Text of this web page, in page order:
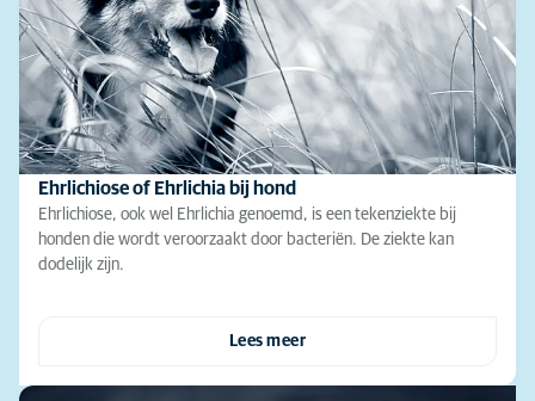
Ehrlichiose of Ehrlichia bij hond
Ehrlichiose, ook wel Ehrlichia genoemd, is een tekenziekte bij
honden die wordt veroorzaakt door bacteriën. De ziekte kan
dodelijk zijn.
Lees meer